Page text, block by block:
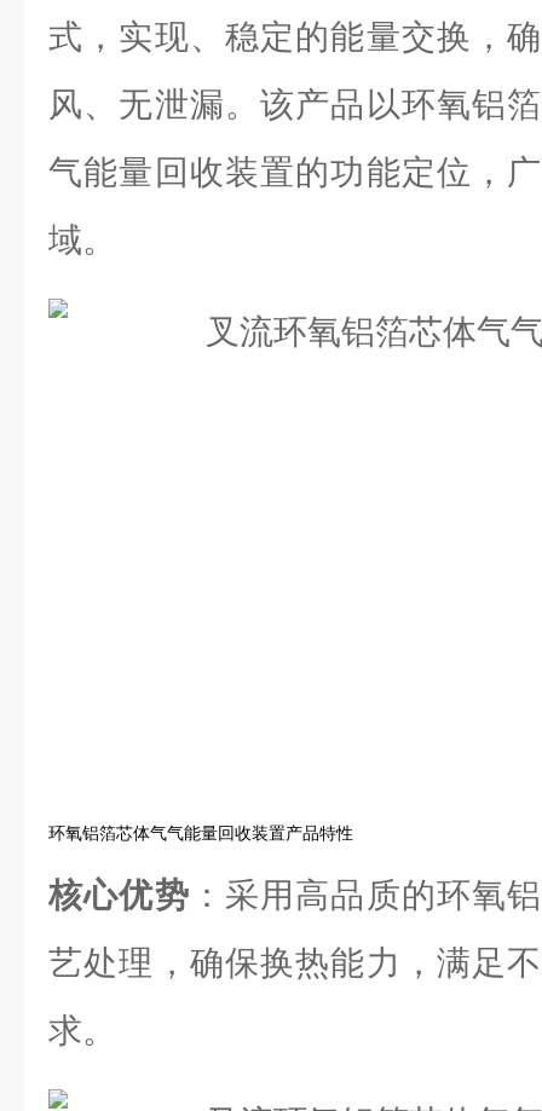
式，实现、稳定的能量交换，
风、无泄漏。该产品以环氧铝
气能量回收装置的功能定位，
域。
环氧铝箔芯体气气能量回收装置产品特性
核心优势 ：采用高品质的环氧
艺处理，确保换热能力，满足
求。